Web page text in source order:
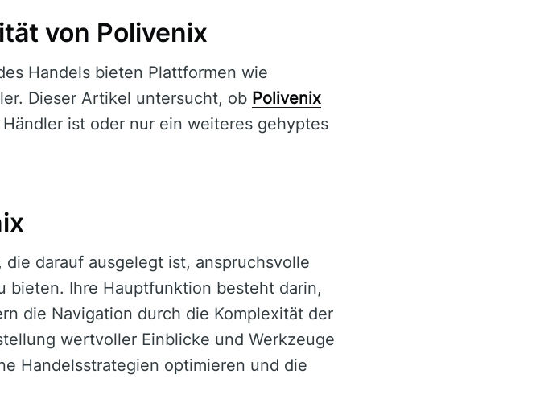
von Polivenix
Handels bieten Plattformen wie
Dieser Artikel untersucht, ob Polivenix
ist oder nur ein weiteres gehyptes
darauf ausgelegt ist, anspruchsvolle
bieten. Ihre Hauptfunktion besteht darin,
die Navigation durch die Komplexität der
wertvoller Einblicke und Werkzeuge
Handelsstrategien optimieren und die